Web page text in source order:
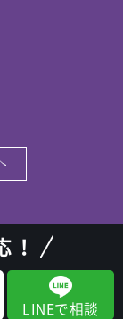
！
LINEで相談
（エンディングロー